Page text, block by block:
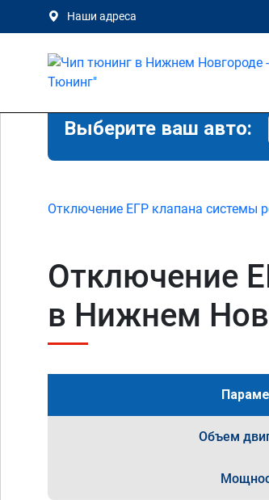
Наши адреса
Выберите ваш авто:
Отключение ЕГР клапана системы
Отключение
в Нижнем
Объем